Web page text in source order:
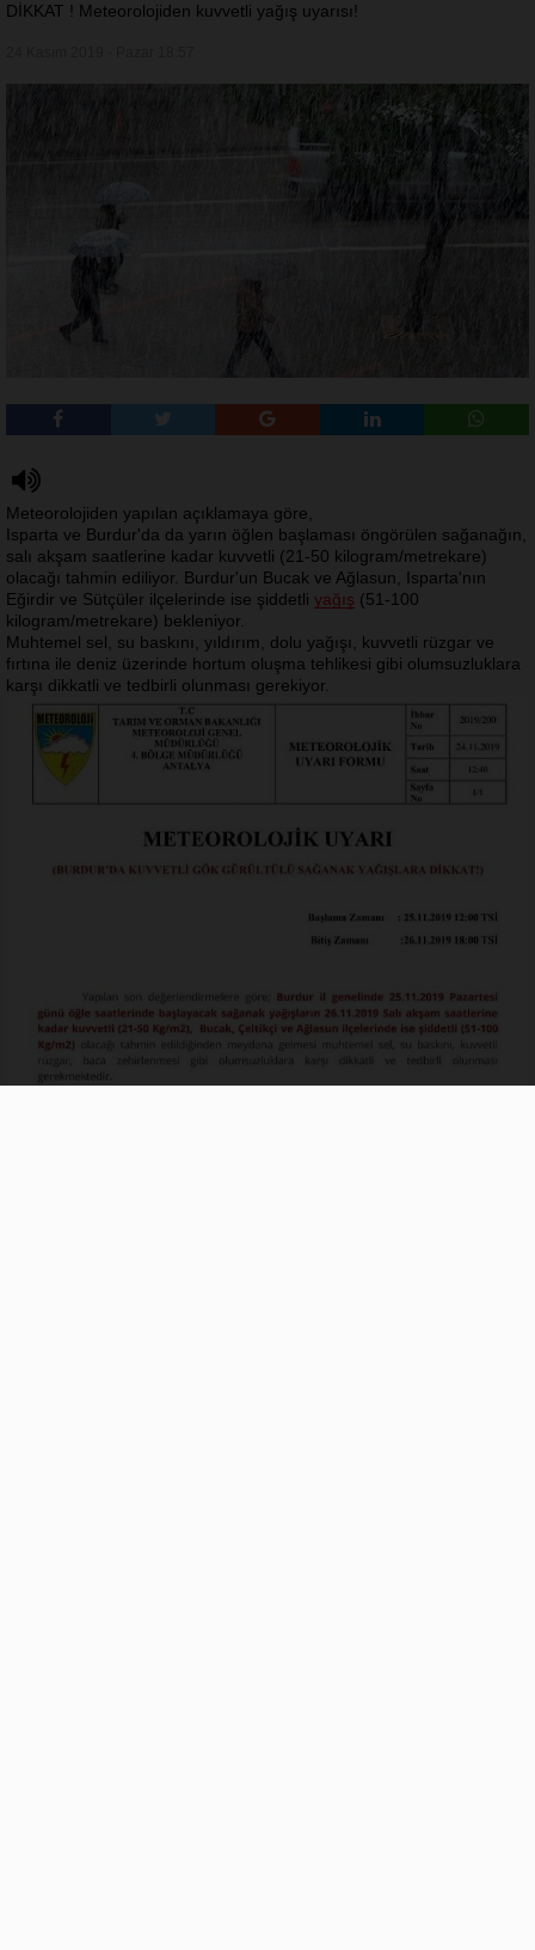
DİKKAT ! Meteorolojiden kuvvetli yağış uyarısı!
Meteorolojiden yapılan açıklamaya göre,
Isparta ve Burdur'da da yarın öğlen başlaması öngörülen sağanağın,
salı akşam saatlerine kadar kuvvetli (21-50 kilogram/metrekare)
olacağı tahmin ediliyor. Burdur'un Bucak ve Ağlasun, Isparta'nın
Eğirdir ve Sütçüler ilçelerinde ise şiddetli yağış (51-100
kilogram/metrekare) bekleniyor.
Muhtemel sel, su baskını, yıldırım, dolu yağışı, kuvvetli rüzgar ve
fırtına ile deniz üzerinde hortum oluşma tehlikesi gibi olumsuzluklara
karşı dikkatli ve tedbirli olunması gerekiyor.